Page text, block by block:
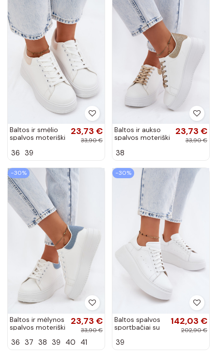
Baltos ir smėlio
spalvos moteriški
platforma iš
Calinae
23,73 €
33,90 €
36 39
Baltos ir aukso
spalvos moteriški
platforma ir
dirbtinės...
23,73 €
33,90 €
38
−30%
Baltos ir mėlynos
spalvos moteriški
platforma iš
23,73 €
33,90 €
36 37 38 39 40 41
−30%
Baltos spalvos
sportbačiai su
Zazoo N408S2
142,03 €
202,90 €
39